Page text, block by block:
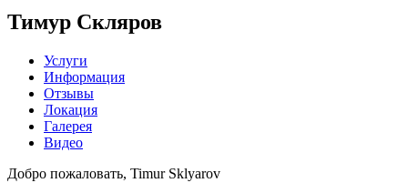
Тимур Скляров
Услуги
Информация
Отзывы
Локация
Галерея
Видео
Добро пожаловать, Timur Sklyarov